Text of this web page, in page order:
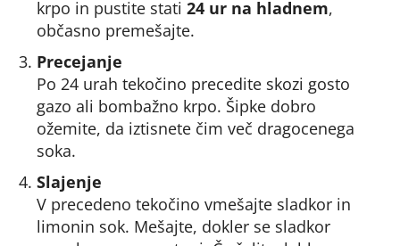
krpo in pustite stati 24 ur na hladnem,
občasno premešajte.
Precejanje
Po 24 urah tekočino precedite skozi gosto
gazo ali bombažno krpo. Šipke dobro
ožemite, da iztisnete čim več dragocenega
soka.
Slajenje
V precedeno tekočino vmešajte sladkor in
limonin sok. Mešajte, dokler se sladkor